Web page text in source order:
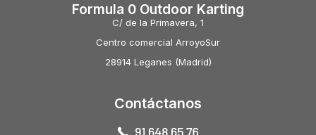
Formula 0 Outdoor Karting
C/ de la Primavera, 1
Centro comercial ArroyoSur
28914 Leganes (Madrid)
Contáctanos